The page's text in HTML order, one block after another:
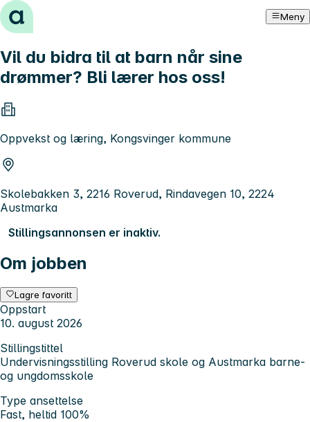
Hopp til innhold Meny
Vil du bidra til at barn når sine
drømmer? Bli lærer hos oss!
Oppvekst og læring, Kongsvinger kommune
Skolebakken 3, 2216 Roverud, Rindavegen 10, 2224
Austmarka
Stillingsannonsen er inaktiv.
Om jobben
Lagre favoritt
Oppstart
10. august 2026
Stillingstittel
Undervisningsstilling Roverud skole og Austmarka barne-
og ungdomsskole
Type ansettelse
Fast, heltid 100%